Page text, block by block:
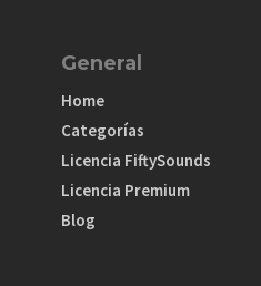
General
Home
Categorías
Licencia FiftySounds
Licencia Premium
Blog